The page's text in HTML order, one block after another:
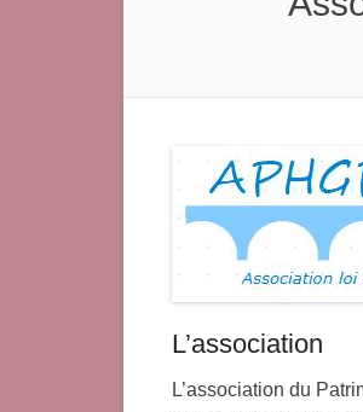
L’association
L’association du